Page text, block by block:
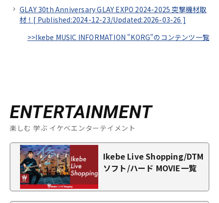
GLAY 30th Anniversary GLAY EXPO 2024-2025 突撃機材取
材！[ Published:2024-12-23/Updated:2026-03-26 ]
>>Ikebe MUSIC INFORMATION "KORG"のコンテンツ一覧
ENTERTAINMENT
楽しむ 学ぶ イケベエンターテイメント
Ikebe Live Shopping/DTM
ソフト/ハード MOVIE一覧